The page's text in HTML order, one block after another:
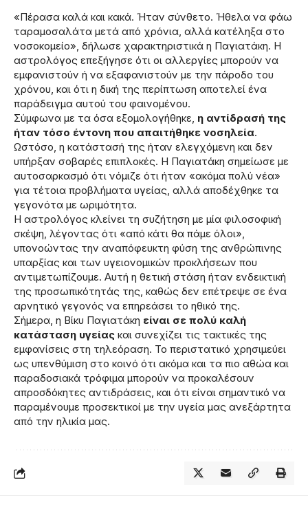
«Πέρασα καλά και κακά. Ήταν σύνθετο. Ήθελα να φάω
ταραμοσαλάτα μετά από χρόνια, αλλά κατέληξα στο
νοσοκομείο», δήλωσε χαρακτηριστικά η Παγιατάκη. Η
αστρολόγος επεξήγησε ότι οι αλλεργίες μπορούν να
εμφανιστούν ή να εξαφανιστούν με την πάροδο του
χρόνου, και ότι η δική της περίπτωση αποτελεί ένα
παράδειγμα αυτού του φαινομένου.
Σύμφωνα με τα όσα εξομολογήθηκε, η αντίδρασή της
ήταν τόσο έντονη που απαιτήθηκε νοσηλεία.
Ωστόσο, η κατάστασή της ήταν ελεγχόμενη και δεν
υπήρξαν σοβαρές επιπλοκές. Η Παγιατάκη σημείωσε με
αυτοσαρκασμό ότι νόμιζε ότι ήταν «ακόμα πολύ νέα»
για τέτοια προβλήματα υγείας, αλλά αποδέχθηκε τα
γεγονότα με ωριμότητα.
Η αστρολόγος κλείνει τη συζήτηση με μία φιλοσοφική
σκέψη, λέγοντας ότι «από κάτι θα πάμε όλοι»,
υπονοώντας την αναπόφευκτη φύση της ανθρώπινης
υπαρξίας και των υγειονομικών προκλήσεων που
αντιμετωπίζουμε. Αυτή η θετική στάση ήταν ενδεικτική
της προσωπικότητάς της, καθώς δεν επέτρεψε σε ένα
αρνητικό γεγονός να επηρεάσει το ηθικό της.
Σήμερα, η Βίκυ Παγιατάκη είναι σε πολύ καλή
κατάσταση υγείας και συνεχίζει τις τακτικές της
εμφανίσεις στη τηλεόραση. Το περιστατικό χρησιμεύει
ως υπενθύμιση στο κοινό ότι ακόμα και τα πιο αθώα και
παραδοσιακά τρόφιμα μπορούν να προκαλέσουν
απροσδόκητες αντιδράσεις, και ότι είναι σημαντικό να
παραμένουμε προσεκτικοί με την υγεία μας ανεξάρτητα
από την ηλικία μας.